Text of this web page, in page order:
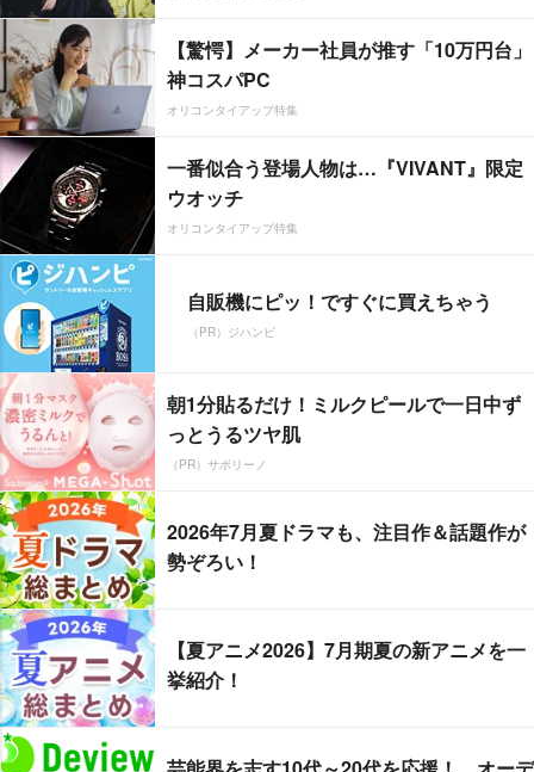
【驚愕】メーカー社員が推す「10万円台」
神コスパPC
オリコンタイアップ特集
一番似合う登場人物は…『VIVANT』限定
ウオッチ
オリコンタイアップ特集
自販機にピッ！ですぐに買えちゃう
（PR）ジハンピ
朝1分貼るだけ！ミルクピールで一日中ず
っとうるツヤ肌
（PR）サボリーノ
2026年7月夏ドラマも、注目作＆話題作が
勢ぞろい！
【夏アニメ2026】7月期夏の新アニメを一
挙紹介！